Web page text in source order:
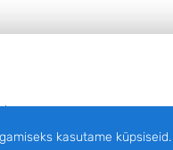
kasutame